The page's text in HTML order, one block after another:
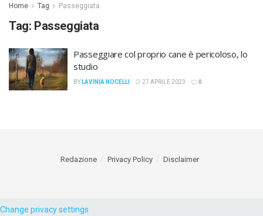
Home Tag Passeggiata
Tag: Passeggiata
Passeggiare col proprio cane è pericoloso, lo
studio
BY LAVINIA NOCELLI 27 APRILE 2023 0
Redazione Privacy Policy Disclaimer
Change privacy settings